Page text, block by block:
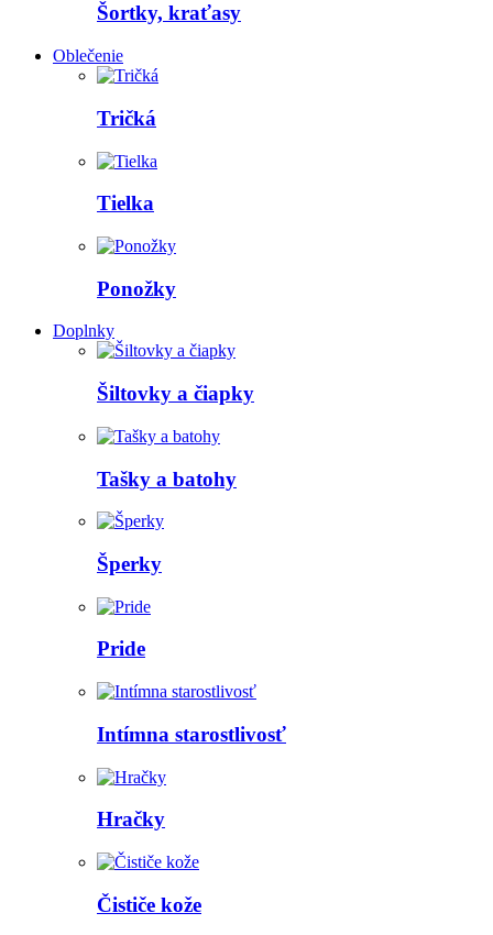
Šortky, kraťasy
Oblečenie
Tričká
Tielka
Ponožky
Doplnky
Šiltovky a čiapky
Tašky a batohy
Šperky
Pride
Intímna starostlivosť
Hračky
Čističe kože